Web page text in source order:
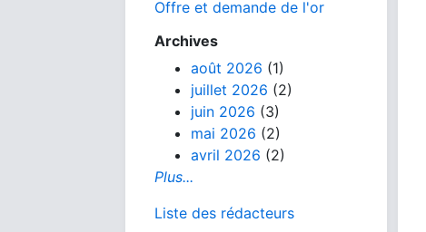
Offre et demande de l'or
Archives
août 2026 (1)
juillet 2026 (2)
juin 2026 (3)
mai 2026 (2)
avril 2026 (2)
Plus...
Liste des rédacteurs